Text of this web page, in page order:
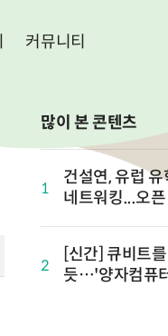
커뮤니티
많이 본 콘텐츠
1
건설연, 유럽
네트워킹...오
2
[신간] 큐비트
듯…'양자컴퓨